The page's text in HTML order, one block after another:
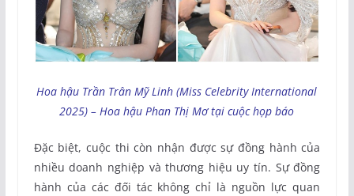
Hoa hậu Trần Trân Mỹ Linh (Miss Celebrity International
2025) – Hoa hậu Phan Thị Mơ tại cuộc họp báo
Đặc biệt, cuộc thi còn nhận được sự đồng hành của
nhiều doanh nghiệp và thương hiệu uy tín. Sự đồng
hành của các đối tác không chỉ là nguồn lực quan